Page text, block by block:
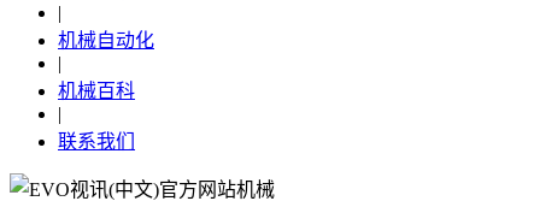
|
机械自动化
|
机械百科
|
联系我们